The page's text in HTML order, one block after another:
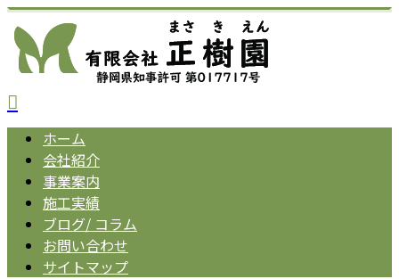
ホーム
会社紹介
事業案内
施工実績
ブログ/ コラム
お問い合わせ
サイトマップ